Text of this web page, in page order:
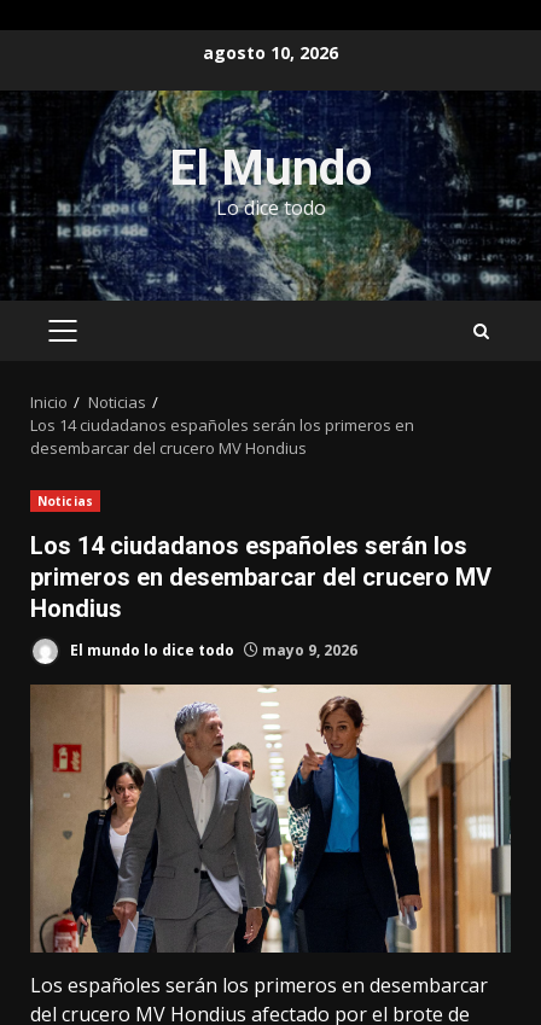
contenido
agosto 10, 2026
El Mundo
Lo dice todo
MENÚ
Inicio
Noticias
Los 14 ciudadanos españoles serán los primeros en
desembarcar del crucero MV Hondius
Noticias
Los 14 ciudadanos españoles serán los
primeros en desembarcar del crucero MV
Hondius
El mundo lo dice todo mayo 9, 2026
Los españoles serán los primeros en desembarcar
del crucero MV Hondius afectado por el brote de